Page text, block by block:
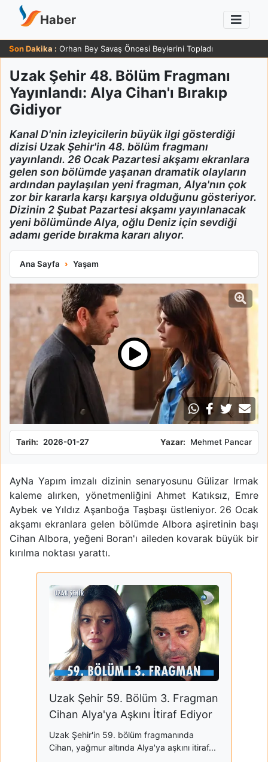
Haber
Son Dakika : Orhan Bey Savaş Öncesi Beylerini Topladı
Uzak Şehir 48. Bölüm Fragmanı
Yayınlandı: Alya Cihan'ı Bırakıp
Gidiyor
Kanal D'nin izleyicilerin büyük ilgi gösterdiği
dizisi Uzak Şehir'in 48. bölüm fragmanı
yayınlandı. 26 Ocak Pazartesi akşamı ekranlara
gelen son bölümde yaşanan dramatik olayların
ardından paylaşılan yeni fragman, Alya'nın çok
zor bir kararla karşı karşıya olduğunu gösteriyor.
Dizinin 2 Şubat Pazartesi akşamı yayınlanacak
yeni bölümünde Alya, oğlu Deniz için sevdiği
adamı geride bırakma kararı alıyor.
Ana Sayfa Yaşam
Uzak Şehir 48. Bölüm Fragmanı Yayınlandı: Alya Cihan'ı
Tarih: 2026-01-27 Yazar: Mehmet Pancar
AyNa Yapım imzalı dizinin senaryosunu Gülizar Irmak
kaleme alırken, yönetmenliğini Ahmet Katıksız, Emre
Aybek ve Yıldız Aşanboğa Taşbaşı üstleniyor. 26 Ocak
akşamı ekranlara gelen bölümde Albora aşiretinin başı
Cihan Albora, yeğeni Boran'ı aileden kovarak büyük bir
kırılma noktası yarattı.
Uzak Şehir 59. Bölüm 3. Fragman
Cihan Alya'ya Aşkını İtiraf Ediyor
Uzak Şehir'in 59. bölüm fragmanında
Cihan, yağmur altında Alya'ya aşkını itiraf...